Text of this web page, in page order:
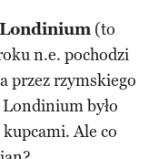
Londinium (to
n.e. pochodzi
przez rzymskiego
było
Ale co